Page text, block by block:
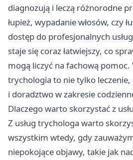
diagnozują i leczą różnorodne
łupież, wypadanie włosów, czy
dostęp do profesjonalnych
staje się coraz łatwiejszy, co
mogą liczyć na fachową pomoc.
trychologia to nie tylko
i doradztwo w zakresie
Dlaczego warto skorzystać z
Z usług trychologa warto
wszystkim wtedy, gdy
niepokojące objawy, takie jak